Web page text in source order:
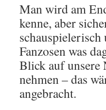
Man wird am
kenne, aber
Fanzosen was
Blick auf unsere
nehmen – das
angebracht.